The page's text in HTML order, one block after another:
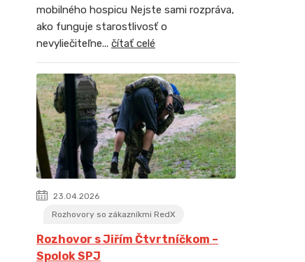
mobilného hospicu Nejste sami rozpráva,
ako funguje starostlivosť o
nevyliečiteľne... čítať celé
23.04.2026
Rozhovory so zákazníkmi RedX
Rozhovor s Jiřím Čtvrtníčkom –
Spolok SPJ